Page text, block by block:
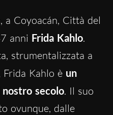
Coyoacán, Città del
anni Frida Kahlo.
strumentalizzata a
Frida Kahlo è un
nostro secolo. Il suo
ovunque, dalle